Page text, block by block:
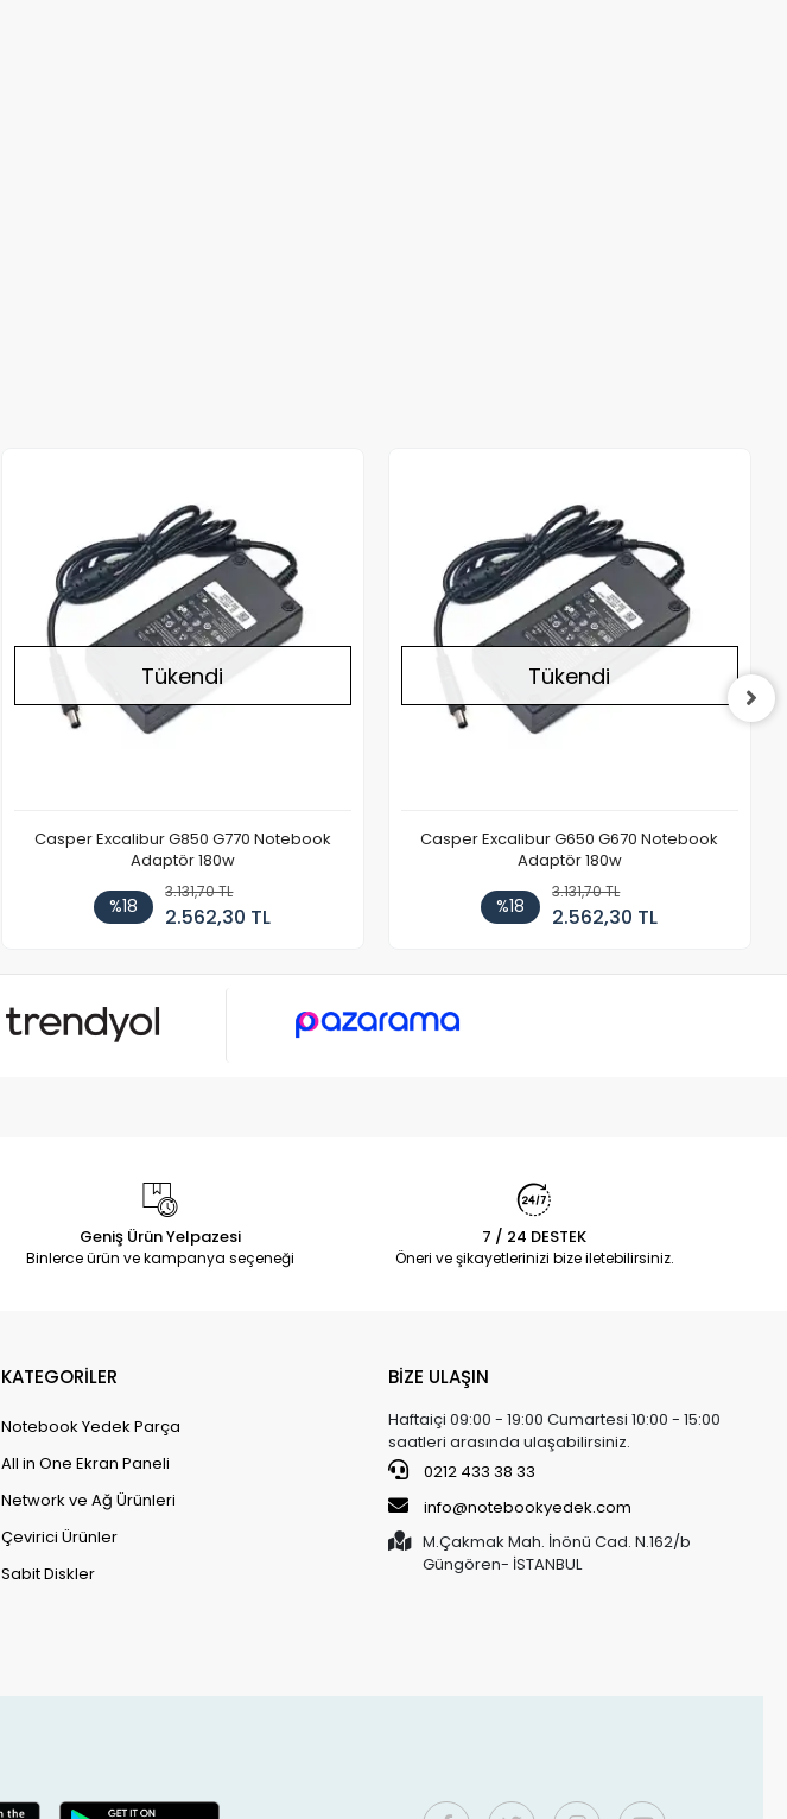
Tükendi
Casper Excalibur G850 G770 Notebook
Adaptör 180w
%18
3.131,70 TL
2.562,30 TL
Tükendi
Casper Excalibur G650 G670 Notebook
Adaptör 180w
%18
3.131,70 TL
2.562,30 TL
Geniş Ürün Yelpazesi
Binlerce ürün ve kampanya seçeneği
7 / 24 DESTEK
Öneri ve şikayetlerinizi bize iletebilirsiniz.
KATEGORİLER
Notebook Yedek Parça
All in One Ekran Paneli
Network ve Ağ Ürünleri
Çevirici Ürünler
Sabit Diskler
BİZE ULAŞIN
Haftaiçi 09:00 - 19:00 Cumartesi 10:00 - 15:00
saatleri arasında ulaşabilirsiniz.
0212 433 38 33
info@notebookyedek.com
M.Çakmak Mah. İnönü Cad. N.162/b
Güngören- İSTANBUL